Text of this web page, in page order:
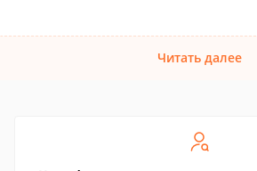
Читать далее